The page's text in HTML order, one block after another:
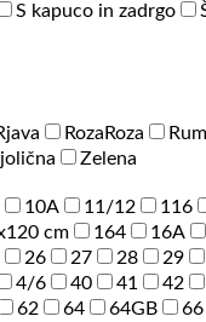
S kapuco in zadrgo
Roza Roza
Zelena
10A 11/12 116
cm 164 16A
26 27 28 29
4/6 40 41 42
62 64 64GB 66